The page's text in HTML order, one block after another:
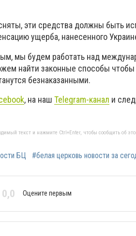
эти средства должны быть
ущерба, нанесенного
мы будем работать над
найти законные способы
безнаказанными.
, на наш Telegram-канал и
текст и нажмите Ctrl+Enter, чтобы сообщить об
БЦ #белая церковь новости за
0,0 Оцените первым